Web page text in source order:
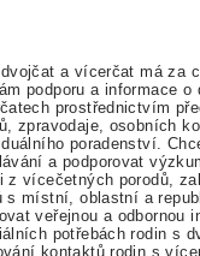
dvojčat a vícerčat má za
podporu a informace o
prostřednictvím
zpravodaje, osobních
poradenství.
a podporovat
z vícečetných porodů,
s místní, oblastní a
veřejnou a odbornou
potřebách rodin s
kontaktů rodin s